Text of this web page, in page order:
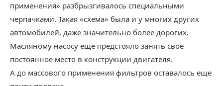
применения» разбрызгивалось специальными
черпачками. Такая «схема» была и у многих других
автомобилей, даже значительно более дорогих.
Масляному насосу еще предстояло занять свое
постоянное место в конструкции двигателя.
А до массового применения фильтров оставалось еще